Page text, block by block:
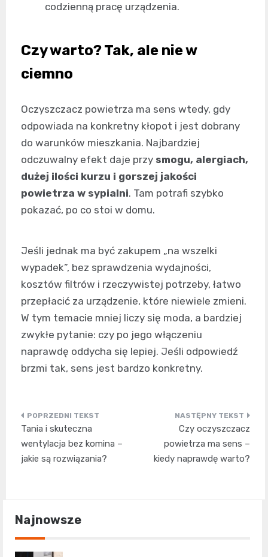
codzienną pracę urządzenia.
Czy warto? Tak, ale nie w
ciemno
Oczyszczacz powietrza ma sens wtedy, gdy
odpowiada na konkretny kłopot i jest dobrany
do warunków mieszkania. Najbardziej
odczuwalny efekt daje przy smogu, alergiach,
dużej ilości kurzu i gorszej jakości
powietrza w sypialni. Tam potrafi szybko
pokazać, po co stoi w domu.
Jeśli jednak ma być zakupem „na wszelki
wypadek”, bez sprawdzenia wydajności,
kosztów filtrów i rzeczywistej potrzeby, łatwo
przepłacić za urządzenie, które niewiele zmieni.
W tym temacie mniej liczy się moda, a bardziej
zwykłe pytanie: czy po jego włączeniu
naprawdę oddycha się lepiej. Jeśli odpowiedź
brzmi tak, sens jest bardzo konkretny.
Nawigacja
wpisu
Tania i skuteczna
wentylacja bez komina –
jakie są rozwiązania?
Czy oczyszczacz
powietrza ma sens –
kiedy naprawdę warto?
Najnowsze